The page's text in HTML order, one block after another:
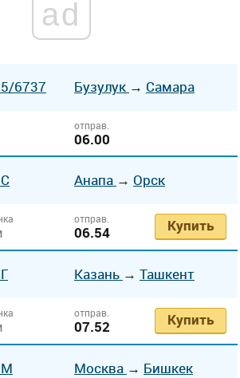
ad
/6737 Бузулук → Самара
отправ.
06.00
Анапа → Орск
отправ.
06.54 Купить
Казань → Ташкент
отправ.
07.52 Купить
Москва → Бишкек